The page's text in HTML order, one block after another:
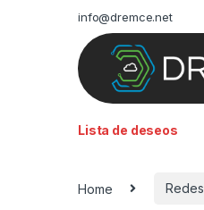
info@dremce.net
Lista de deseos
Home Redes